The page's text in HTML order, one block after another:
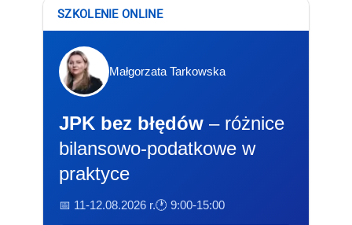
SZKOLENIE ONLINE
Małgorzata Tarkowska
JPK bez błędów – różnice
bilansowo-podatkowe w
praktyce
📅 11-12.08.2026 r.🕐 9:00-15:00